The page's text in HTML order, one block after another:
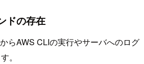
ドの存在
らAWS CLIの実行やサーバへのログ
。